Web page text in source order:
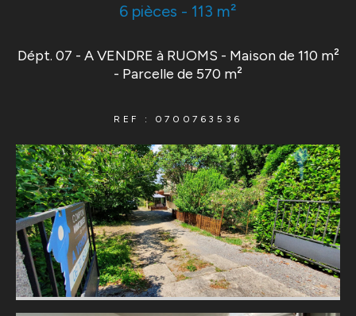
6 pièces - 113 m²
Dépt. 07 - A VENDRE à RUOMS - Maison de 110 m²
- Parcelle de 570 m²
REF : 0700763536